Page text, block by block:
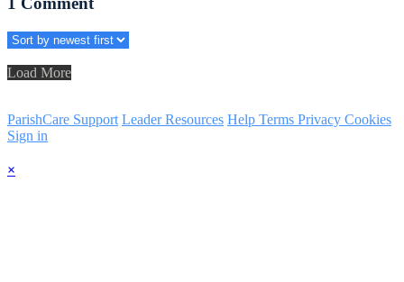
Load More
ParishCare Support Leader Resources Help Terms Privacy Cookies
Sign in
×